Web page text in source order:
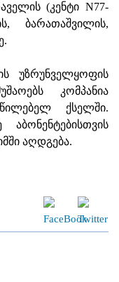
(კენტი N77-
ბარათაშვილის,
უზრუნველყოფის
კომპანია
ქსელში.
აბონენტებისთვის
აღდგება.